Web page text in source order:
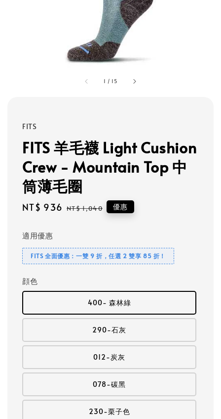
1 / 15
FITS
FITS 羊毛襪 Light Cushion
Crew - Mountain Top 中
筒薄毛圈
Sale
NT$ 936 Regular
NT$ 1,040 優惠
適用優惠
FITS 全面優惠：一雙 9 折，任選 2 雙享 85 折！
顔色
400- 森林綠
290-石灰
012-炭灰
078-碳黑
230-栗子色